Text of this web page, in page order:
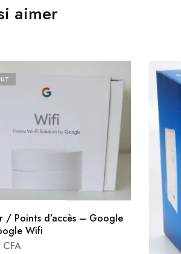
aimer
/ Points d’accès – Google
Wifi
CFA